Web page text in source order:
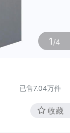
1/4
已售7.04万件
收藏
,宜兴,即墨,